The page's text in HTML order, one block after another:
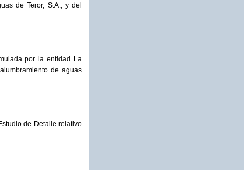
de Teror, S.A., y del
por la entidad La
de aguas
de Detalle relativo